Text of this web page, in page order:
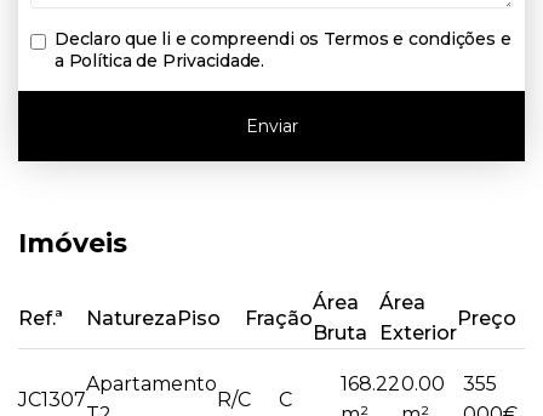
Declaro que li e compreendi os Termos e condições e
a Política de Privacidade.
Enviar
Imóveis
Ref.ª NaturezaPiso Fração
Área
Bruta
Área
Exterior
Preço
JC1307
Apartamento
R/C C
168.220.00
355